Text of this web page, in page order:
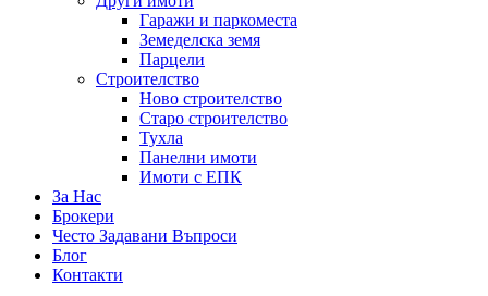
Гаражи и паркоместа
Земеделска земя
Парцели
Строителство
Ново строителство
Старо строителство
Тухла
Панелни имоти
Имоти с ЕПК
За Нас
Брокери
Често Задавани Въпроси
Блог
Контакти